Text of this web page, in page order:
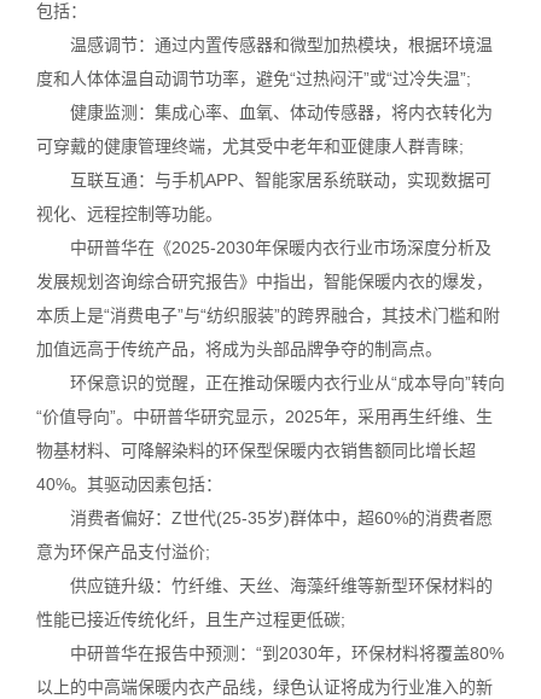
包括：
温感调节：通过内置传感器和微型加热模块，根据环境温
度和人体体温自动调节功率，避免“过热闷汗”或“过冷失温”;
健康监测：集成心率、血氧、体动传感器，将内衣转化为
可穿戴的健康管理终端，尤其受中老年和亚健康人群青睐;
互联互通：与手机APP、智能家居系统联动，实现数据可
视化、远程控制等功能。
中研普华在《2025-2030年保暖内衣行业市场深度分析及
发展规划咨询综合研究报告》中指出，智能保暖内衣的爆发，
本质上是“消费电子”与“纺织服装”的跨界融合，其技术门槛和附
加值远高于传统产品，将成为头部品牌争夺的制高点。
环保意识的觉醒，正在推动保暖内衣行业从“成本导向”转向
“价值导向”。中研普华研究显示，2025年，采用再生纤维、生
物基材料、可降解染料的环保型保暖内衣销售额同比增长超
40%。其驱动因素包括：
消费者偏好：Z世代(25-35岁)群体中，超60%的消费者愿
意为环保产品支付溢价;
供应链升级：竹纤维、天丝、海藻纤维等新型环保材料的
性能已接近传统化纤，且生产过程更低碳;
中研普华在报告中预测：“到2030年，环保材料将覆盖80%
以上的中高端保暖内衣产品线，绿色认证将成为行业准入的新